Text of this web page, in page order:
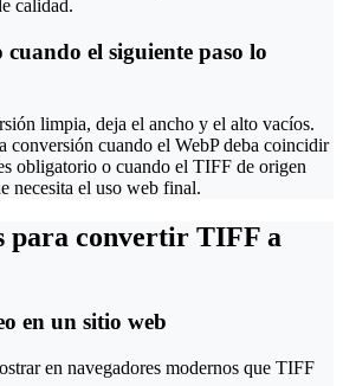
calidad.
cuando el siguiente paso lo
limpia, deja el ancho y el alto vacíos.
conversión cuando el WebP deba coincidir
obligatorio o cuando el TIFF de origen
necesita el uso web final.
para convertir TIFF a
en un sitio web
en navegadores modernos que TIFF